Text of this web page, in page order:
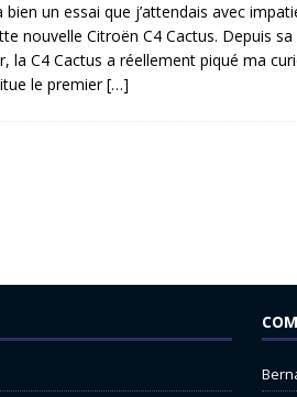
bien un essai que j’attendais avec
nouvelle Citroën C4 Cactus. Depuis
la C4 Cactus a réellement piqué ma
le premier[…]